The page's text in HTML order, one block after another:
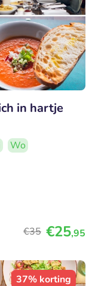
in hartje
Wo
€35 €25,95
37% korting